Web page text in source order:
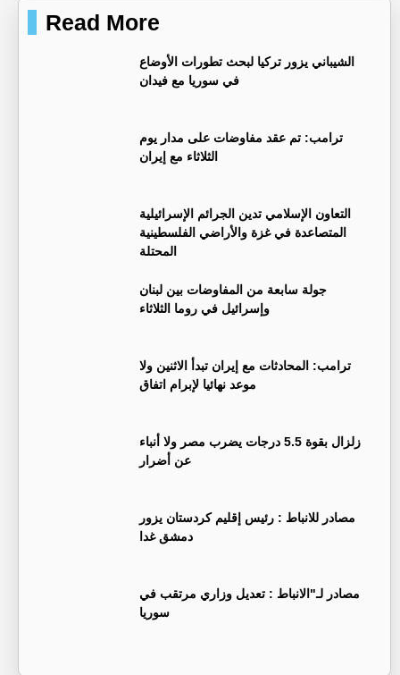
Read More
‏الشيباني يزور تركيا لبحث تطورات الأوضاع
في سوريا مع فيدان
ترامب: تم عقد مفاوضات على مدار يوم
الثلاثاء مع إيران
التعاون الإسلامي تدين الجرائم الإسرائيلية
المتصاعدة في غزة والأراضي الفلسطينية
المحتلة
جولة سابعة من المفاوضات بين لبنان
وإسرائيل في روما الثلاثاء
ترامب: المحادثات مع إيران تبدأ الاثنين ولا
موعد نهائيا لإبرام اتفاق
زلزال بقوة 5.5 درجات يضرب مصر ولا أنباء
عن أضرار
‏مصادر للانباط : رئيس إقليم كردستان يزور
دمشق غدا
‏مصادر لـ"الانباط : تعديل وزاري مرتقب في
سوريا